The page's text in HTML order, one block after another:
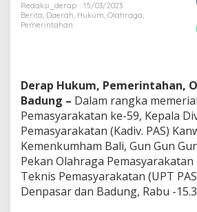
HBP
Ke-
Redaksi_derap
15/03/2023
Berita, Daerah, Hukum, Olahraga,
Pemerintahan
Derap Hukum, Pemerintahan,
Badung – Dalam rangka
Pemasyarakatan ke-59, Kepala
Pemasyarakatan (Kadiv. PAS)
Kemenkumham Bali, Gun Gun
Pekan Olahraga
Teknis Pemasyarakatan (UPT
Denpasar dan Badung, Rabu -